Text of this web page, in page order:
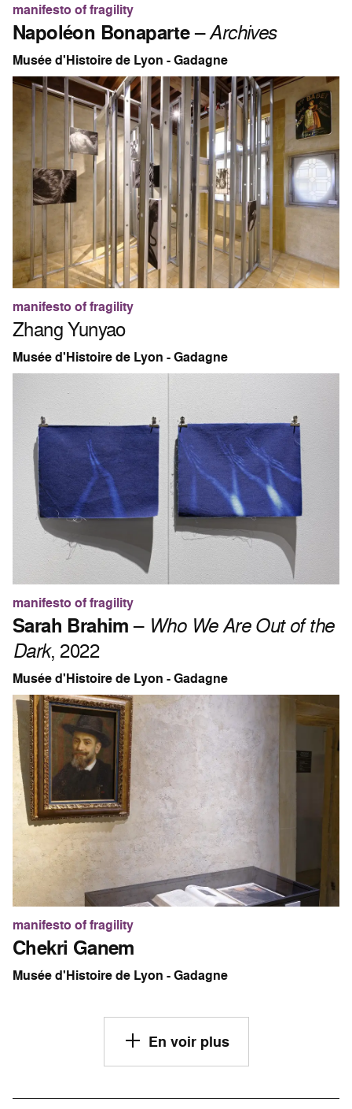
manifesto of fragility
Napoléon Bonaparte–Archives
Musée d'Histoire de Lyon - Gadagne
manifesto of fragility
Zhang Yunyao
Musée d'Histoire de Lyon - Gadagne
manifesto of fragility
Sarah Brahim– Who We Are Out of the
Dark, 2022
Musée d'Histoire de Lyon - Gadagne
manifesto of fragility
Chekri Ganem
Musée d'Histoire de Lyon - Gadagne
En voir plus